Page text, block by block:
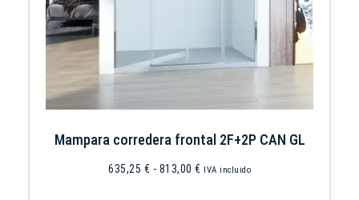
Mampara corredera frontal 2F+2P CAN GL
635,25 € - 813,00 € IVA incluido